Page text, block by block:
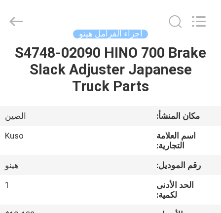
الصفحة
الرئيسية
معلومات
جولة
Technology
Reserved.
أجزاء الفرامل هينو
S4748-02090 HINO 700 Brake
Slack Adjuster Japanese
Truck Parts
مكان المنشأ:
الصين
اسم العلامة
التجارية:
Kuso
رقم الموديل:
هينو
الحد الأدنى
لكمية:
1